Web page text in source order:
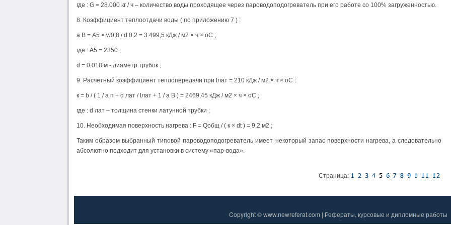
где : G = 28.000 кг / ч – количество воды проходящее через пароводоподогреватель при его работе со 100% загруженностью.
8. Коэффициент теплоотдачи воды ( по приложению 7 ) :
a В = А5 × w0,8 / d 0,2 = 3.499,5 кДж / м2 × ч × оС ;
где : А5 = 2350 ;
d = 0,018 м - диаметр трубок ;
9. Расчетный коэффициент теплопередачи при lлат = 210 кДж / м2 × ч × оС :
к = b / ( 1 / a п + d лат / lлат + 1 / a В ) = 2469,45 кДж / м2 × ч × оС ;
где : d лат – толщина стенки латунной трубки ;
10. Необходимая поверхность нагрева : F = Qобщ / ( к × dt ) = 9,2 м2 ;
Таким образом выбранный типовой пароводоподогреватель имеет некоторый запас поверхности нагрева, а следовательно
абсолютно подходит для установки в систему «пар-вода».
Страница:
Copyright © www.newreferat.com | Рефераты, курсовые и дипломные работы